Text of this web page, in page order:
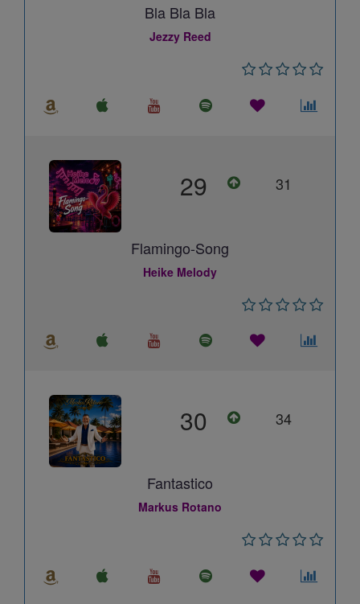
Bla Bla Bla
Jezzy Reed
29 31
Flamingo-Song
Heike Melody
30 34
Fantastico
Markus Rotano